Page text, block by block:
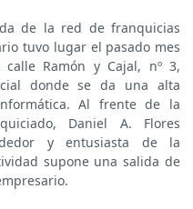
de la red de franquicias
tuvo lugar el pasado mes
Ramón y Cajal, nº 3,
donde se da una alta
Al frente de la
Daniel A. Flores
y entusiasta de la
supone una salida de